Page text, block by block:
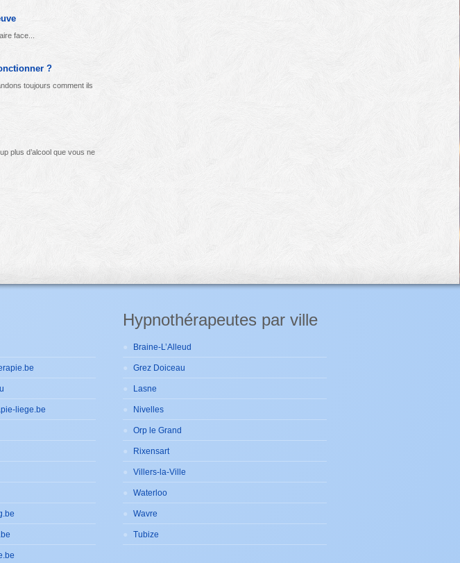
face...
?
toujours comment ils
plus d’alcool que vous ne
liege.be
Hypnothérapeutes par ville
Braine-L’Alleud
Grez Doiceau
Lasne
Nivelles
Orp le Grand
Rixensart
Villers-la-Ville
Waterloo
Wavre
Tubize